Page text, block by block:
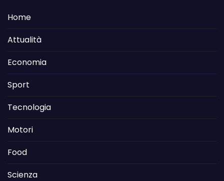
Home
Attualità
Economia
Sport
Tecnologia
Motori
Food
Scienza